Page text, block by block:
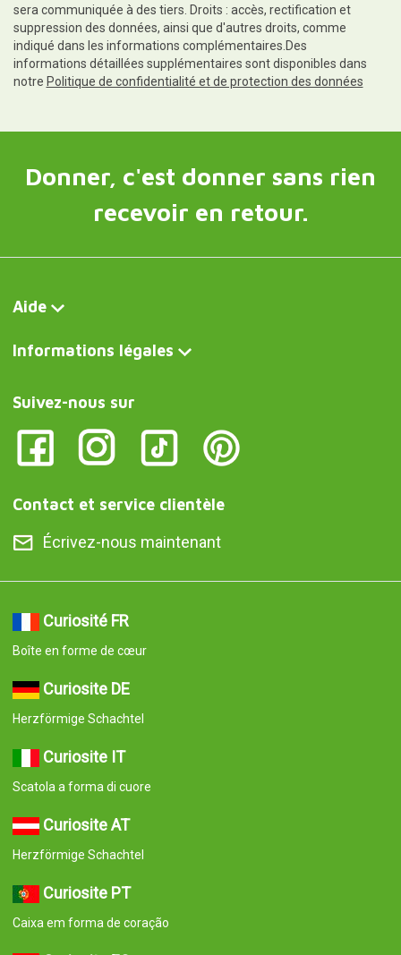
sera communiquée à des tiers. Droits : accès, rectification et
suppression des données, ainsi que d'autres droits, comme
indiqué dans les informations complémentaires.Des
informations détaillées supplémentaires sont disponibles dans
notre Politique de confidentialité et de protection des données
Donner, c'est donner sans rien
recevoir en retour.
Aide
Informations légales
Suivez-nous sur
Contact et service clientèle
Écrivez-nous maintenant
Curiosité FR
Boîte en forme de cœur
Curiosite DE
Herzförmige Schachtel
Curiosite IT
Scatola a forma di cuore
Curiosite AT
Herzförmige Schachtel
Curiosite PT
Caixa em forma de coração